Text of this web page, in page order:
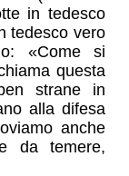
in tedesco
tedesco vero
«Come si
questa
strane in
alla difesa
anche
da temere,